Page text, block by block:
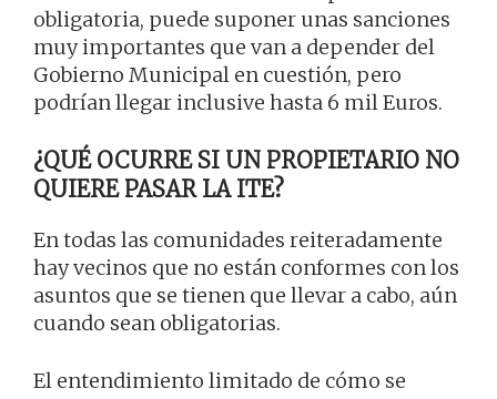
obligatoria, puede suponer unas sanciones
muy importantes que van a depender del
Gobierno Municipal en cuestión, pero
podrían llegar inclusive hasta 6 mil Euros.
¿QUÉ OCURRE SI UN PROPIETARIO NO
QUIERE PASAR LA ITE?
En todas las comunidades reiteradamente
hay vecinos que no están conformes con los
asuntos que se tienen que llevar a cabo, aún
cuando sean obligatorias.
El entendimiento limitado de cómo se